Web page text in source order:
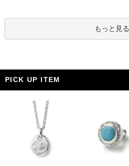
もっと見る
PICK UP ITEM